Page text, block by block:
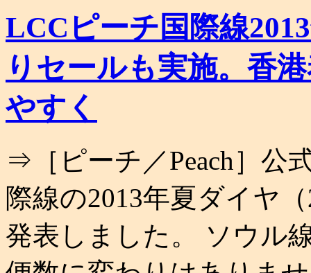
LCCピーチ国際線
りセールも実施。香
やすく
⇒［ピーチ／Peach］公
際線の2013年夏ダイヤ
発表しました。 ソウル